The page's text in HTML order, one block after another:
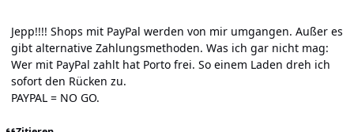
Jepp!!!! Shops mit PayPal werden von mir umgangen. Außer es
gibt alternative Zahlungsmethoden. Was ich gar nicht mag:
Wer mit PayPal zahlt hat Porto frei. So einem Laden dreh ich
sofort den Rücken zu.
PAYPAL = NO GO.